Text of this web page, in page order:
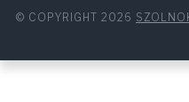
© COPYRIGHT 2026